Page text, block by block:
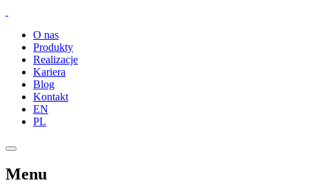
O nas
Produkty
Realizacje
Kariera
Blog
Kontakt
EN
PL
Menu